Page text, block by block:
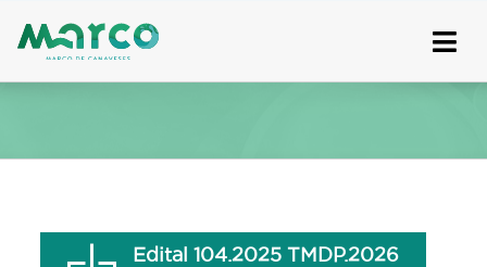
to
Edital 104.2025 TMDP.2026